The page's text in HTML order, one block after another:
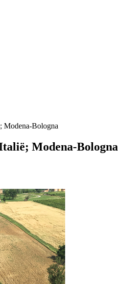
Modena-Bologna
Modena-Bologna